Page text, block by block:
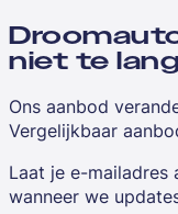
niet te
Ons aanbod
Vergelijkbaar
Laat je e-mailadres
wanneer we